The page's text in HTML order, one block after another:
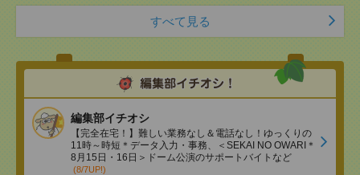
すべて見る
編集部イチオシ
【完全在宅！】難しい業務なし＆電話なし！ゆっくりの
11時～時短＊データ入力・事務、＜SEKAI NO OWARI＊
8月15日・16日＞ドーム公演のサポートバイトなど
(8/7UP!)